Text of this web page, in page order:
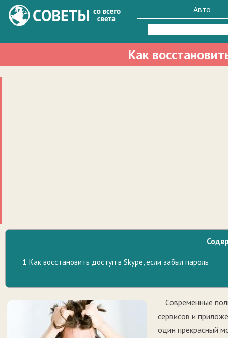
Авто
Найти:
Как
1 Как восстановить доступ в Skype, если забыл пароль
Современные
сервисов и
один прекрасный